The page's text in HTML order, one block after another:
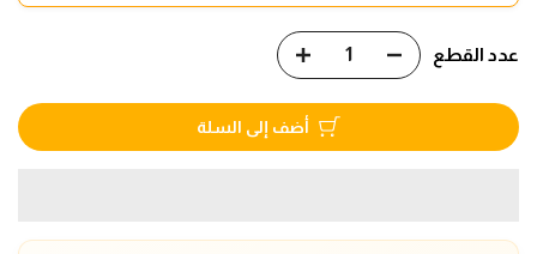
عدد القطع
أضف إلى السلة